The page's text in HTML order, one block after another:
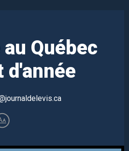
Québec
d'année